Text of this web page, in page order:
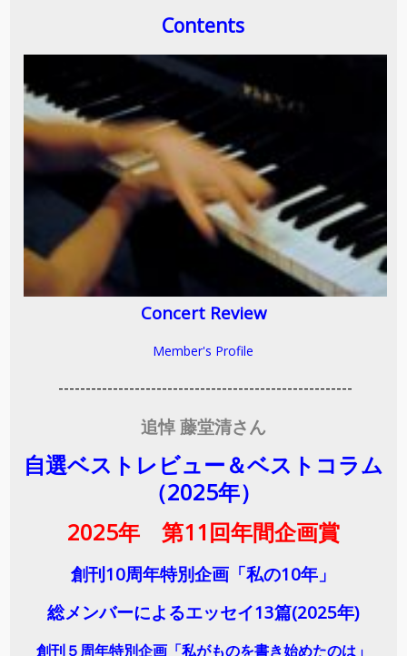
Contents
Concert Review
Member's Profile
------------------------------------------------------
追悼 藤堂清さん
自選ベストレビュー＆ベストコラム
（2025年）
2025年 第11回年間企画賞
創刊10周年特別企画「私の10年」
総メンバーによるエッセイ13篇(2025年)
創刊５周年特別企画「私がものを書き始めたのは」